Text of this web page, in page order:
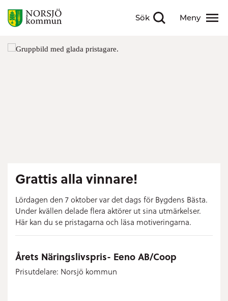
Sök
Visa sökfält Meny
Visa meny
Grattis alla vinnare!
Lördagen den 7 oktober var det dags för Bygdens Bästa.
Under kvällen delade flera aktörer ut sina utmärkelser.
Här kan du se pristagarna och läsa motiveringarna.
Årets Näringslivspris- Eeno AB/Coop
Prisutdelare: Norsjö kommun